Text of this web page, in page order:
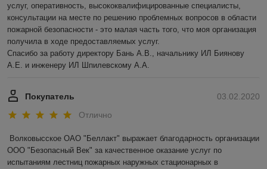
услуг, оперативность, высококвалифицированные специалисты,
консультации на месте по решению проблемных вопросов в области
пожарной безопасности - это малая часть того, что моя организация
получила в ходе предоставляемых услуг.
Спасибо за работу директору Бань А.В., начальнику ИЛ Биянову
А.Е. и инженеру ИЛ Шпилевскому А.А.
03.02.2020
Покупатель
Отлично
Волковысское ОАО "Беллакт" выражает благодарность организации
ООО "Безопасный Век" за качественное оказание услуг по
испытаниям лестниц пожарных наружных стационарных в